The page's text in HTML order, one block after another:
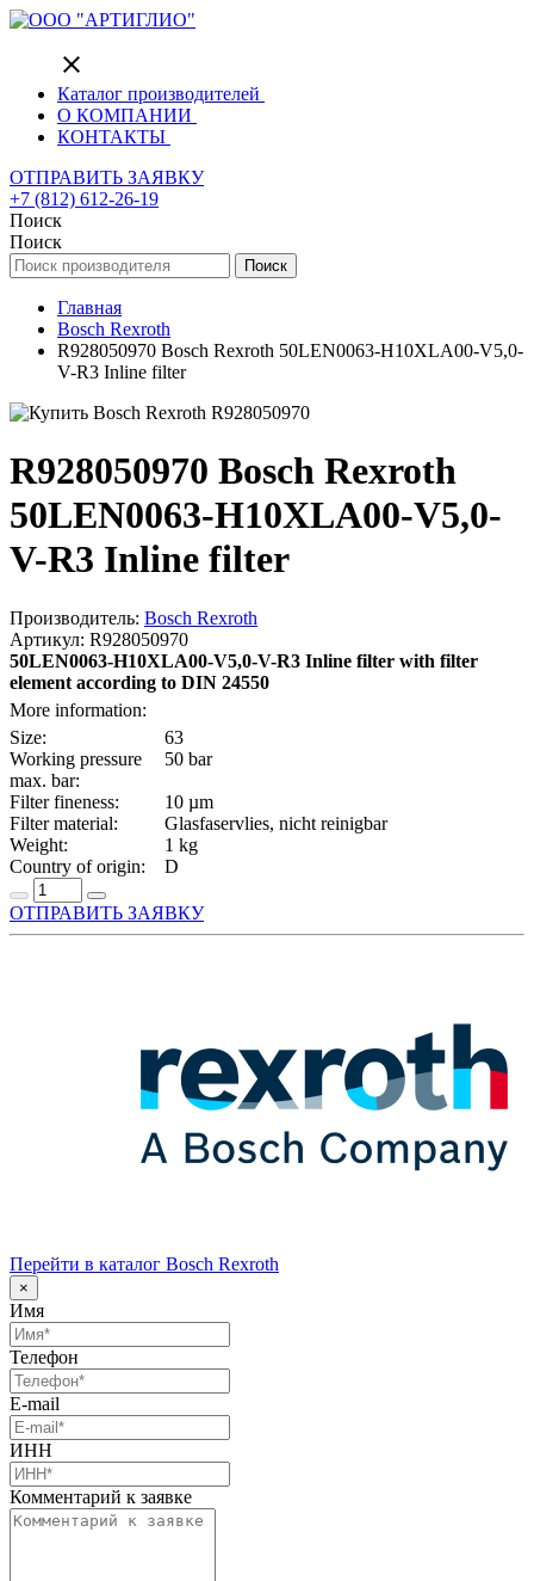
close
Каталог производителей
О КОМПАНИИ
КОНТАКТЫ
ОТПРАВИТЬ ЗАЯВКУ
+7 (812) 612-26-19
Поиск
Поиск
Поиск
Главная
Bosch Rexroth
R928050970 Bosch Rexroth 50LEN0063-H10XLA00-V5,0-
V-R3 Inline filter
R928050970 Bosch Rexroth
50LEN0063-H10XLA00-V5,0-
V-R3 Inline filter
Производитель: Bosch Rexroth
Артикул: R928050970
50LEN0063-H10XLA00-V5,0-V-R3 Inline filter with filter
element according to DIN 24550
More information:
Size:
63
Working pressure
max. bar:
50 bar
Filter fineness:
10 µm
Filter material:
Glasfaservlies, nicht reinigbar
Weight:
1 kg
Country of origin:
D
ОТПРАВИТЬ ЗАЯВКУ
Перейти в каталог Bosch Rexroth
×
Имя
Телефон
E-mail
ИНН
Комментарий к заявке